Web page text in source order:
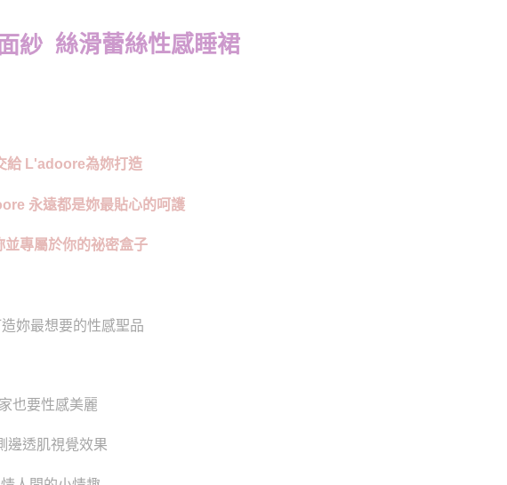
紗 絲滑蕾絲性感睡裙
給 L'adoore為妳打造
永遠都是妳最貼心的呵護
並專屬於你的祕密盒子
妳最想要的性感聖品
也要性感美麗
邊透肌視覺效果